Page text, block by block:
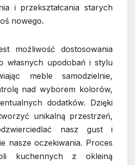
i przekształcania starych
nowego.
możliwość dostosowania
własnych upodobań i stylu
meble samodzielnie,
nad wyborem kolorów,
dodatków. Dzięki
unikalną przestrzeń,
nasz gust i
nasze oczekiwania. Proces
kuchennych z okleiną